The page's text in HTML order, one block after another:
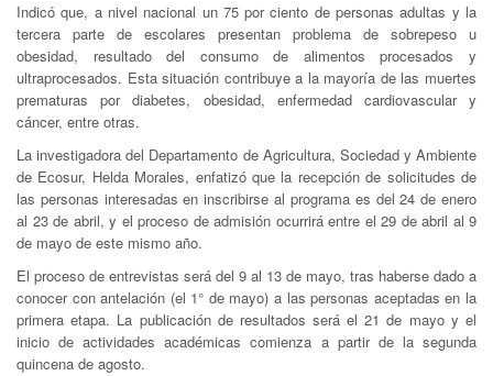
Indicó que, a nivel nacional un 75 por ciento de personas adultas y la
tercera parte de escolares presentan problema de sobrepeso u
obesidad, resultado del consumo de alimentos procesados y
ultraprocesados. Esta situación contribuye a la mayoría de las muertes
prematuras por diabetes, obesidad, enfermedad cardiovascular y
cáncer, entre otras.
La investigadora del Departamento de Agricultura, Sociedad y Ambiente
de Ecosur, Helda Morales, enfatizó que la recepción de solicitudes de
las personas interesadas en inscribirse al programa es del 24 de enero
al 23 de abril, y el proceso de admisión ocurrirá entre el 29 de abril al 9
de mayo de este mismo año.
El proceso de entrevistas será del 9 al 13 de mayo, tras haberse dado a
conocer con antelación (el 1° de mayo) a las personas aceptadas en la
primera etapa. La publicación de resultados será el 21 de mayo y el
inicio de actividades académicas comienza a partir de la segunda
quincena de agosto.